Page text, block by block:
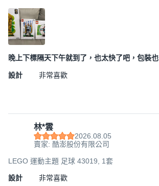
晚上下標隔天下午就到了，也太快了吧，包裝
設計 非常喜歡
林*雲
2026.08.05
賣家: 酷澎股份有限公司
LEGO 運動主題 足球 43019, 1套
設計 非常喜歡